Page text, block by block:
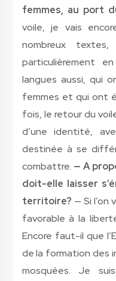
femmes, au port
voile, je vais
nombreux
particulièrement
langues aussi, qui
femmes et qui ont
fois, le retour du
d’une identité,
destinée à se
combattre. — A
doit-elle laisser
territoire? — Si
favorable à la
Encore faut-il que
de la formation des
mosquées. Je